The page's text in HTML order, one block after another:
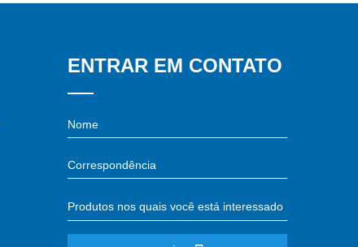
Contate agora
ENTRAR EM CONTATO